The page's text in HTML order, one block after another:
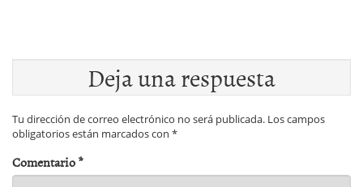
Deja una respuesta
Tu dirección de correo electrónico no será publicada. Los campos
obligatorios están marcados con *
Comentario*